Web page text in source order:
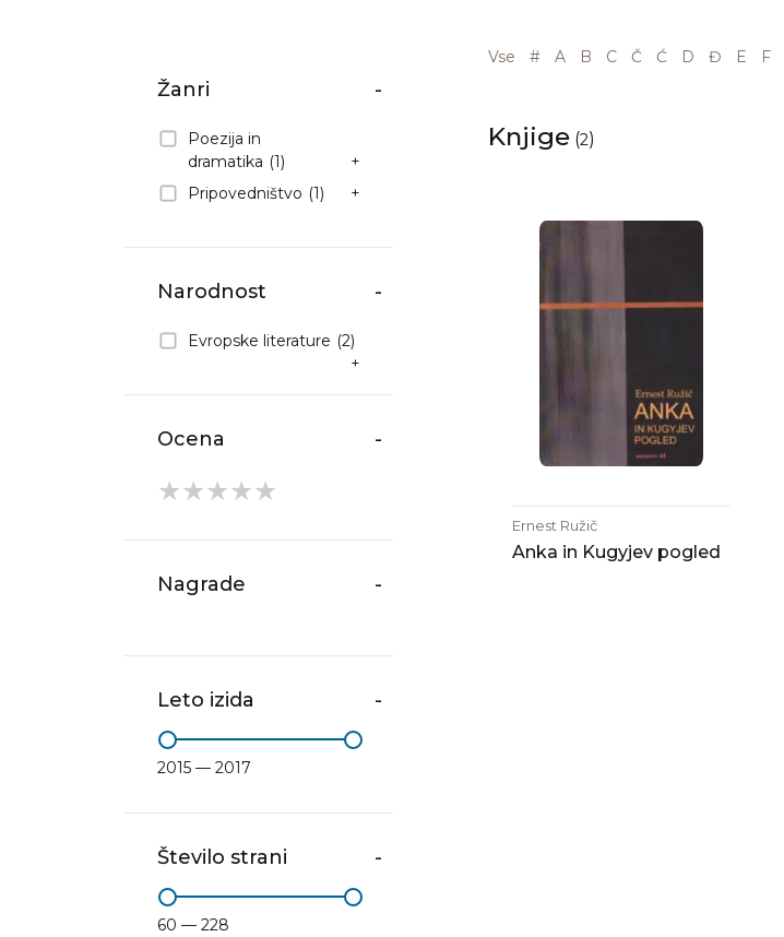
Žanri -
Poezija in
dramatika (1)
+
Pripovedništvo (1) +
Narodnost -
Evropske literature (2)
+
Ocena -
★
★
★
★
★
Nagrade -
Leto izida -
2015 — 2017
Število strani -
60 — 228
Vse # A B C Č Ć D Đ E F
Knjige (2)
Ernest Ružič
Anka in Kugyjev pogled